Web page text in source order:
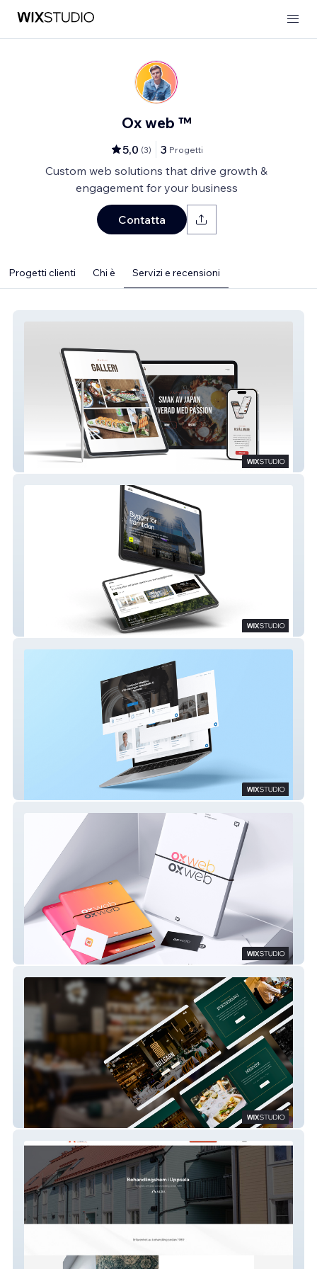
Ox web ™
5,0 (3) 3 Progetti
Custom web solutions that drive growth &
engagement for your business
Contatta
Progetti clienti Chi è Servizi e recensioni
Restaurant ASPA
Nordgren & Partners VVS
Restaurant Tullgarn